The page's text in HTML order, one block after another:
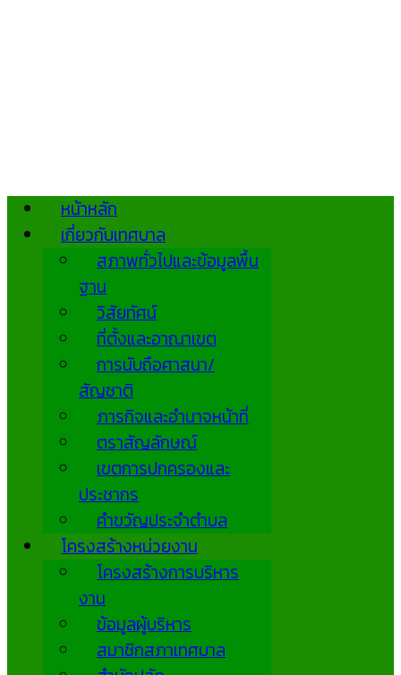
หน้าหลัก
เกี่ยวกับเทศบาล
สภาพทั่วไปและข้อมูลพื้น
ฐาน
วิสัยทัศน์
ที่ตั้งและอาณาเขต
การนับถือศาสนา/
สัญชาติ
ภารกิจและอำนาจหน้าที่
ตราสัญลักษณ์
เขตการปกครองและ
ประชากร
คำขวัญประจำตำบล
โครงสร้างหน่วยงาน
โครงสร้างการบริหาร
งาน
ข้อมูลผู้บริหาร
สมาชิกสภาเทศบาล